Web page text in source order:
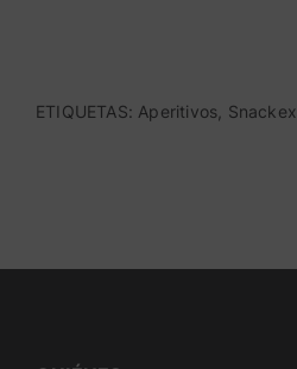
ETIQUETAS: Aperitivos Snackex